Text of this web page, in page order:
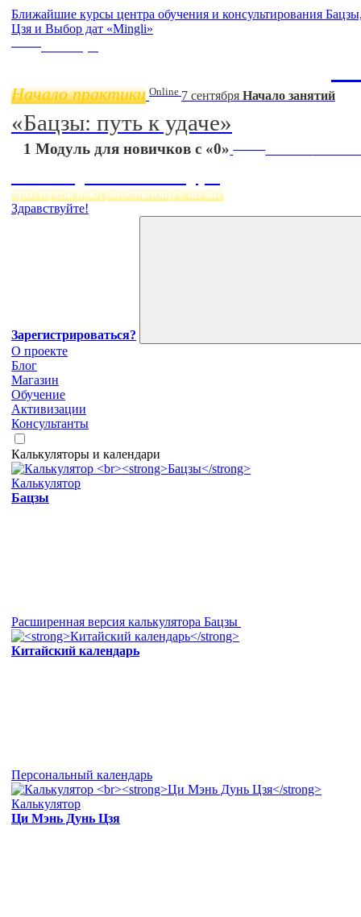
Ближайшие курсы центра обучения и консультирования
Цзя и Выбор дат «Mingli»
Начало практики Online 7 сентября Начало занятий
«Бацзы: путь к удаче»
1 Модуль для новичков с «0» Начало:
пространство, работающее на вас
Здравствуйте!
Зарегистрироваться?
О проекте
Блог
Магазин
Обучение
Активизации
Консультанты
Калькуляторы и календари
Калькулятор
Бацзы
Расширенная версия калькулятора Бацзы
Китайский календарь
Персональный календарь
Калькулятор
Ци Мэнь Дунь Цзя